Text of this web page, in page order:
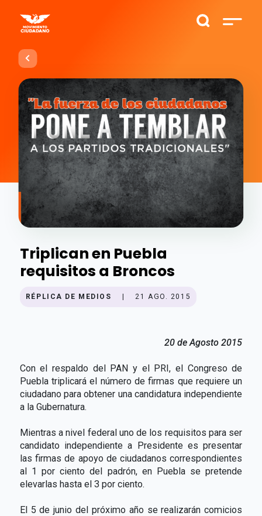
Triplican en Puebla
requisitos a Broncos
RÉPLICA DE MEDIOS 21 AGO. 2015
20 de Agosto 2015
Con el respaldo del PAN y el PRI, el Congreso de
Puebla triplicará el número de firmas que requiere un
ciudadano para obtener una candidatura independiente
a la Gubernatura.
Mientras a nivel federal uno de los requisitos para ser
candidato independiente a Presidente es presentar
las firmas de apoyo de ciudadanos correspondientes
al 1 por ciento del padrón, en Puebla se pretende
elevarlas hasta el 3 por ciento.
El 5 de junio del próximo año se realizarán comicios